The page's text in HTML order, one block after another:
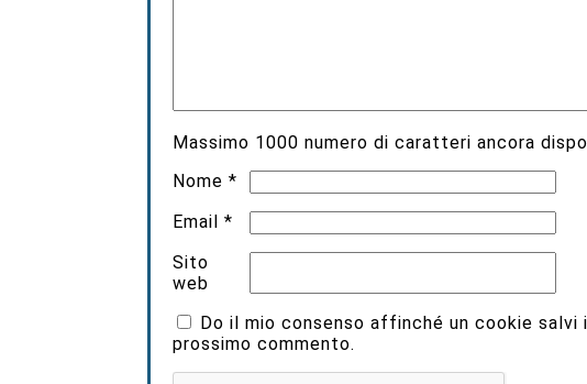
Massimo 1000 numero di caratteri ancora
Nome*
Email*
Sito
web
Do il mio consenso affinché un cookie
prossimo commento.